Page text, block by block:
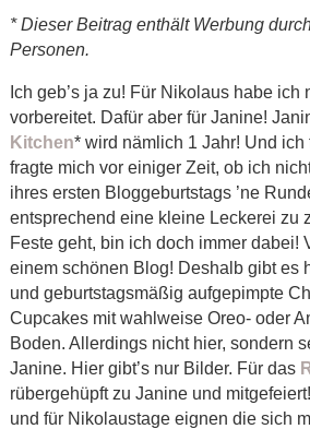
* Dieser Beitrag enthält Werbung
Personen.
Ich geb’s ja zu! Für Nikolaus habe ich
vorbereitet. Dafür aber für Janine!
Kitchen* wird nämlich 1 Jahr! Und ich
fragte mich vor einiger Zeit, ob ich
ihres ersten Bloggeburtstags ’ne
entsprechend eine kleine Leckerei zu
Feste geht, bin ich doch immer dabei!
einem schönen Blog! Deshalb gibt es
und geburtstagsmäßig aufgepimpte
Cupcakes mit wahlweise Oreo- oder
Boden. Allerdings nicht hier, sondern
Janine. Hier gibt’s nur Bilder. Für das
rübergehüpft zu Janine und mitgefeiert!
und für Nikolaustage eignen die sich